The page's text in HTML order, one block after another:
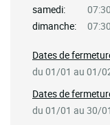
samedi:
dimanche:
Dates de
du 01/01 au 01/
Dates de
du 01/01 au 30/